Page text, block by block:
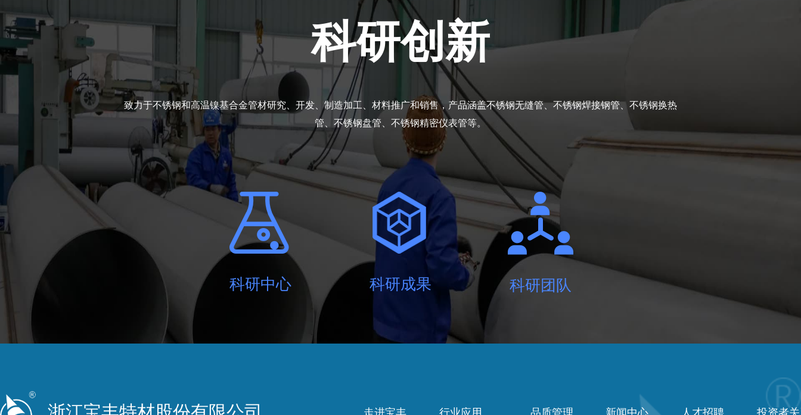
Industry Application
行业应用
生物科技
生物科技，又称为生物工程，指利用生物体（含动物、植物及微生物）来生产有用的物
质或改进制程，改良生物的特性，以降低成本及创新物种的科学技术。
科研创新
致力于不锈钢和高温镍基合金管材研究、开发、制造加工、材料推广和销售，产品涵盖不锈钢无缝管、不锈钢焊接钢管、不锈钢换热
管、不锈钢盘管、不锈钢精密仪表管等。
科研中心 科研成果 科研团队
走进宝丰 行业应用 品质管理 新闻中心 人才招聘 投资者